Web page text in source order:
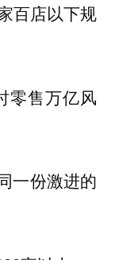
百店以下规
零售万亿风
一份激进的